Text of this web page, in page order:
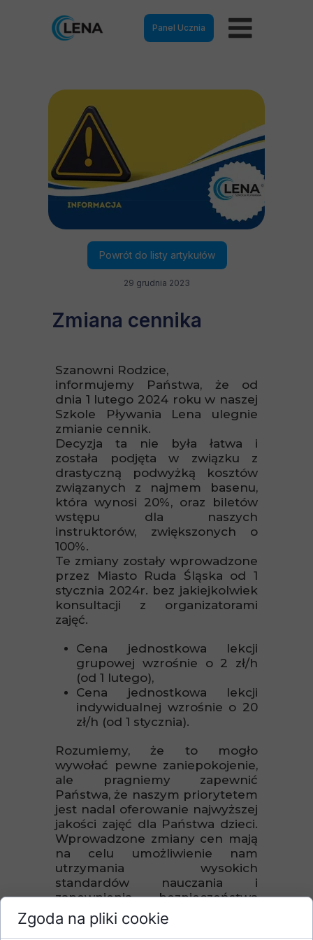
Panel Ucznia
Powrót do listy artykułów
29 grudnia 2023
Zmiana cennika
Szanowni Rodzice,
informujemy Państwa, że od
dnia 1 lutego 2024 roku w naszej
Szkole Pływania Lena ulegnie
zmianie cennik.
Decyzja ta nie była łatwa i
została podjęta w związku z
drastyczną podwyżką kosztów
związanych z najmem basenu,
która wynosi 20%, oraz biletów
wstępu dla naszych
instruktorów, zwiększonych o
100%.
Te zmiany zostały wprowadzone
przez Miasto Ruda Śląska od 1
stycznia 2024r. bez jakiejkolwiek
konsultacji z organizatorami
zajęć.
Cena jednostkowa lekcji
grupowej wzrośnie o 2 zł/h
(od 1 lutego),
Cena jednostkowa lekcji
indywidualnej wzrośnie o 20
zł/h (od 1 stycznia).
Rozumiemy, że to mogło
wywołać pewne zaniepokojenie,
ale pragniemy zapewnić
Państwa, że naszym priorytetem
jest nadal oferowanie najwyższej
jakości zajęć dla Państwa dzieci.
Wprowadzone zmiany cen mają
na celu umożliwienie nam
utrzymania wysokich
standardów nauczania i
zapewnienia bezpieczeństwa
podczas zajęć poprzez
odpowiednią ilość trenerów.
Zgoda na pliki cookie